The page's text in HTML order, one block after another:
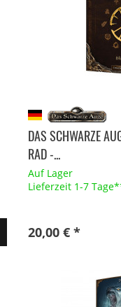
DAS SCHWARZE
RAD -...
Auf Lager
Lieferzeit 1-7
20,00 € *